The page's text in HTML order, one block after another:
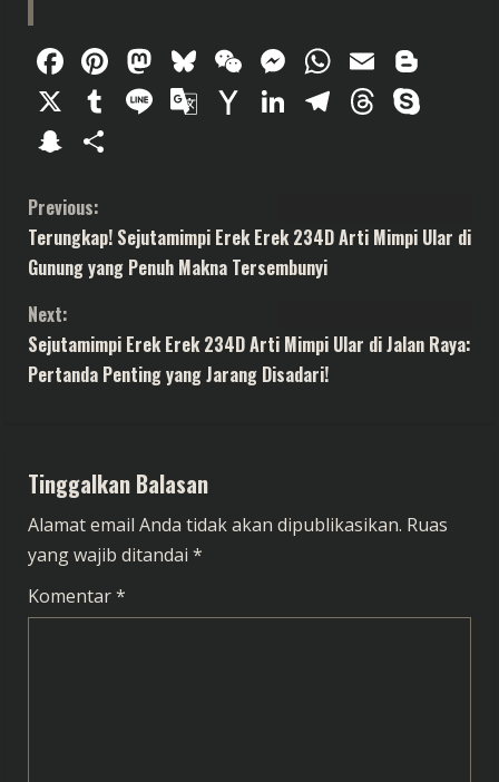
Facebook
Pinterest
Mastodon
Bluesky
WeChat
Messenger
Email
X
Tumblr
LineGoogle
YahooLinkedIn
Telegram
Snapchat
C
o
n
t
u
e
R
e
Previous:
Terungkap! Sejutamimpi Erek Erek 234D Arti Mimpi Ular di
Gunung yang Penuh Makna Tersembunyi
Next:
Sejutamimpi Erek Erek 234D Arti Mimpi Ular di Jalan Raya:
Pertanda Penting yang Jarang Disadari!
Tinggalkan Balasan
Alamat email Anda tidak akan dipublikasikan. Ruas
yang wajib ditandai *
Komentar*